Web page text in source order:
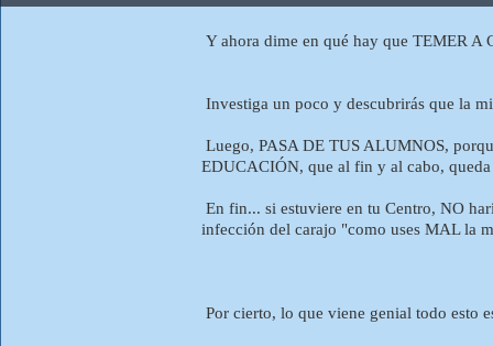
Y ahora dime en qué hay que TEMER A
Investiga un poco y descubrirás que la
Luego, PASA DE TUS ALUMNOS,
EDUCACIÓN, que al fin y al cabo,
En fin... si estuviere en tu Centro, NO
infección del carajo "como uses MAL la
Por cierto, lo que viene genial todo esto